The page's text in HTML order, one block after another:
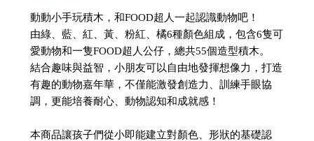
動動小手玩積木，和FOOD超人一起認識動物吧！
由綠、藍、紅、黃、粉紅、橘6種顏色組成，包含6隻可
愛動物和一隻FOOD超人公仔，總共55個造型積木。
結合趣味與益智，小朋友可以自由地發揮想像力，打造
有趣的動物嘉年華，不僅能激發創造力、訓練手眼協
調，更能培養耐心、動物認知和成就感！
本商品讓孩子們從小即能建立對顏色、形狀的基礎認